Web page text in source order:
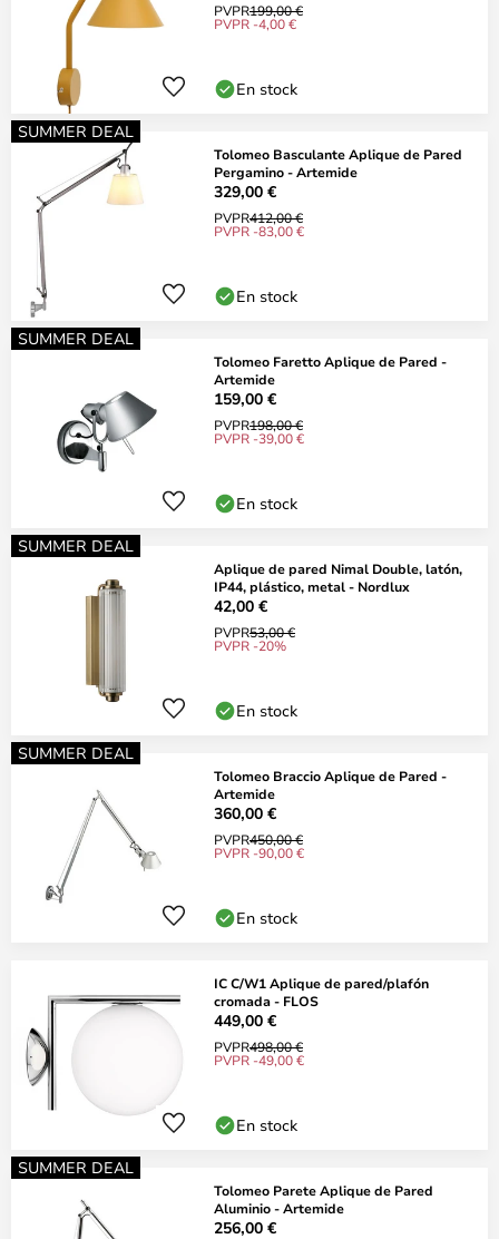
PVPR199,00 €
PVPR -4,00 €
En stock
SUMMER DEAL
Tolomeo Basculante Aplique de Pared
Pergamino - Artemide
329,00 €
PVPR412,00 €
PVPR -83,00 €
En stock
SUMMER DEAL
Tolomeo Faretto Aplique de Pared -
Artemide
159,00 €
PVPR198,00 €
PVPR -39,00 €
En stock
SUMMER DEAL
Aplique de pared Nimal Double, latón,
IP44, plástico, metal - Nordlux
42,00 €
PVPR53,00 €
PVPR -20%
En stock
SUMMER DEAL
Tolomeo Braccio Aplique de Pared -
Artemide
360,00 €
PVPR450,00 €
PVPR -90,00 €
En stock
IC C/W1 Aplique de pared/plafón
cromada - FLOS
449,00 €
PVPR498,00 €
PVPR -49,00 €
En stock
SUMMER DEAL
Tolomeo Parete Aplique de Pared
Aluminio - Artemide
256,00 €